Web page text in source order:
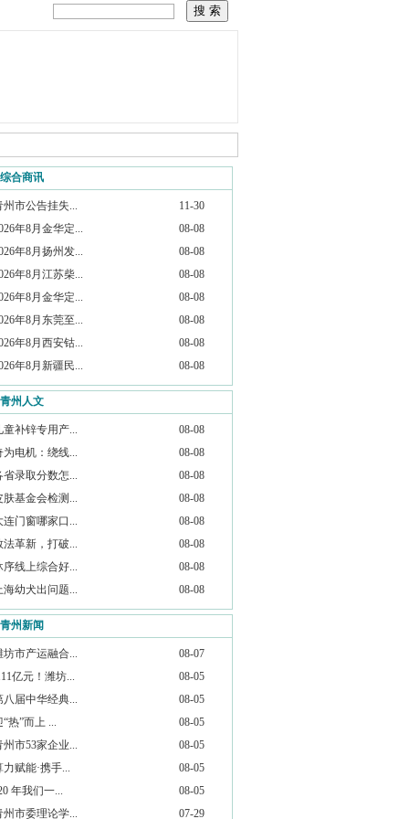
综合商讯
州市公告挂失...
11-30
年8月金华定...
08-08
年8月扬州发...
08-08
年8月江苏柴...
08-08
年8月金华定...
08-08
年8月东莞至...
08-08
年8月西安钴...
08-08
年8月新疆民...
08-08
青州人文
童补锌专用产...
08-08
为电机：绕线...
08-08
省录取分数怎...
08-08
肤基金会检测...
08-08
连门窗哪家口...
08-08
法革新，打破...
08-08
序线上综合好...
08-08
海幼犬出问题...
08-08
青州新闻
坊市产运融合...
08-07
亿元！潍坊...
08-05
八届中华经典...
08-05
“热”而上 ...
08-05
州市53家企业...
08-05
力赋能·携手...
08-05
年我们一...
08-05
州市委理论学...
07-29